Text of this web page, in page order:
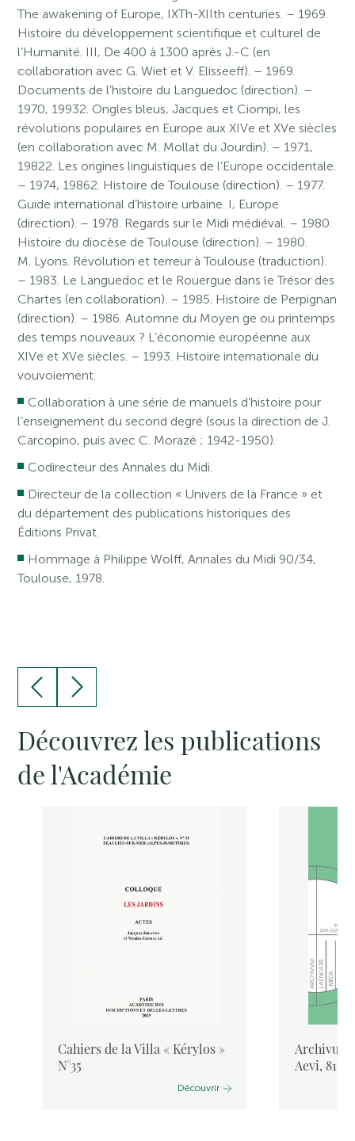
The awakening of Europe, IXTh-XIIth centuries. – 1969.
Histoire du développement scientifique et culturel de
l’Humanité. III, De 400 à 1300 après J.-C (en
collaboration avec G. Wiet et V. Elisseeff). – 1969.
Documents de l’histoire du Languedoc (direction). –
1970, 19932. Ongles bleus, Jacques et Ciompi, les
révolutions populaires en Europe aux XIVe et XVe siècles
(en collaboration avec M. Mollat du Jourdin). – 1971,
19822. Les origines linguistiques de l’Europe occidentale.
– 1974, 19862. Histoire de Toulouse (direction). – 1977.
Guide international d’histoire urbaine. I, Europe
(direction). – 1978. Regards sur le Midi médiéval. – 1980.
Histoire du diocèse de Toulouse (direction). – 1980.
M. Lyons. Révolution et terreur à Toulouse (traduction).
– 1983. Le Languedoc et le Rouergue dans le Trésor des
Chartes (en collaboration). – 1985. Histoire de Perpignan
(direction). – 1986. Automne du Moyen ge ou printemps
des temps nouveaux ? L’économie européenne aux
XIVe et XVe siècles. – 1993. Histoire internationale du
vouvoiement.
Collaboration à une série de manuels d’histoire pour
l’enseignement du second degré (sous la direction de J.
Carcopino, puis avec C. Morazé ; 1942-1950).
Codirecteur des Annales du Midi.
Directeur de la collection « Univers de la France » et
du département des publications historiques des
Éditions Privat.
Hommage à Philippe Wolff, Annales du Midi 90/34,
Toulouse, 1978.
Découvrez les publications
de l'Académie
Cahiers de la Villa « Kérylos »
N°35
Découvrir
Aevi, 81,